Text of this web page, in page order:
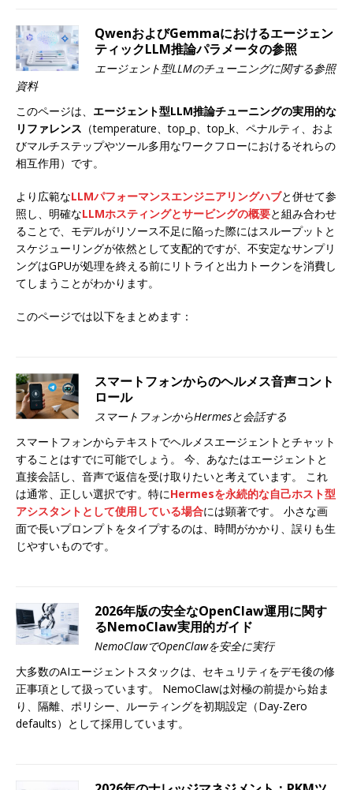
QwenおよびGemmaにおけるエージェン
ティックLLM推論パラメータの参照
エージェント型LLMのチューニングに関する参照
資料
このページは、 エージェント型LLM推論チューニングの実用的な
リファレンス （temperature、top_p、top_k、ペナルティ、およ
びマルチステップやツール多用なワークフローにおけるそれらの
相互作用）です。
より広範なLLMパフォーマンスエンジニアリングハブと併せて参
照し、明確なLLMホスティングとサービングの概要と組み合わせ
ることで、モデルがリソース不足に陥った際にはスループットと
スケジューリングが依然として支配的ですが、不安定なサンプリ
ングはGPUが処理を終える前にリトライと出力トークンを消費し
てしまうことがわかります。
このページでは以下をまとめます：
スマートフォンからのヘルメス音声コント
ロール
スマートフォンからHermesと会話する
スマートフォンからテキストでヘルメスエージェントとチャット
することはすでに可能でしょう。 今、あなたはエージェントと
直接会話し、音声で返信を受け取りたいと考えています。 これ
は通常、正しい選択です。特にHermesを永続的な自己ホスト型
アシスタントとして使用している場合には顕著です。 小さな画
面で長いプロンプトをタイプするのは、時間がかかり、誤りも生
じやすいものです。
2026年版の安全なOpenClaw運用に関す
るNemoClaw実用的ガイド
NemoClawでOpenClawを安全に実行
大多数のAIエージェントスタックは、セキュリティをデモ後の修
正事項として扱っています。 NemoClawは対極の前提から始ま
り、隔離、ポリシー、ルーティングを初期設定（Day-Zero
defaults）として採用しています。